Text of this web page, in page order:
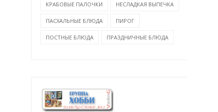
КРАБОВЫЕ ПАЛОЧКИ НЕСЛАДКАЯ ВЫПЕЧКА
ПАСХАЛЬНЫЕ БЛЮДА ПИРОГ
ПОСТНЫЕ БЛЮДА ПРАЗДНИЧНЫЕ БЛЮДА